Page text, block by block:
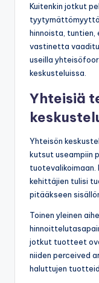
Kuitenkin jotkut
hinnoista,
vastinetta
useilla
keskusteluissa.
Yhteisiä
Yhteisön
kutsut useampiin
kehittäjien tulisi
pitääkseen
Toinen yleinen
jotkut tuotteet
niiden perceived
haluttujen